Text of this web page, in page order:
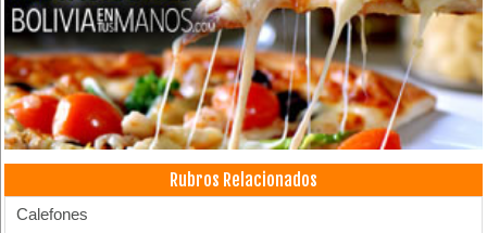
Rubros Relacionados
Calefones